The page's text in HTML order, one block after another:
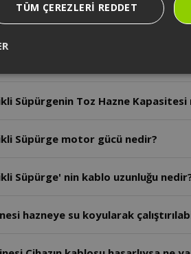
Süpürge hazne kısmına su
Süpürge hız ayar düğmesi var mı?
Süpürgenin Toz Hazne Kapasitesi
Süpürge motor gücü nedir?
Süpürge' nin kablo uzunluğu
hazneye su koyularak
TÜM ÇEREZLERI REDDET